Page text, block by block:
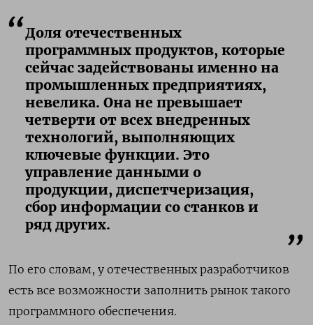
Доля отечественных
программных продуктов, которые
сейчас задействованы именно на
промышленных предприятиях,
невелика. Она не превышает
четверти от всех внедренных
технологий, выполняющих
ключевые функции. Это
управление данными о
продукции, диспетчеризация,
сбор информации со станков и
ряд других.
По его словам, у отечественных разработчиков
есть все возможности заполнить рынок такого
программного обеспечения.